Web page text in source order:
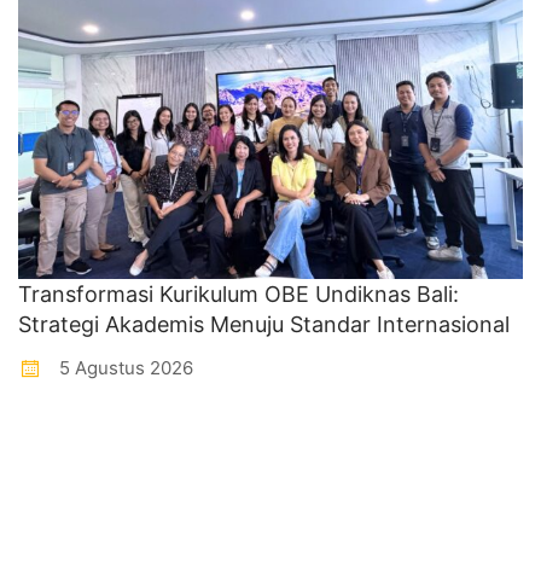
Transformasi Kurikulum OBE Undiknas Bali:
Strategi Akademis Menuju Standar Internasional
5 Agustus 2026